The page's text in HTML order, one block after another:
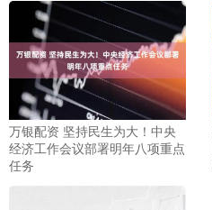
万银配资 坚持民生为大！中央
经济工作会议部署明年八项重点
任务